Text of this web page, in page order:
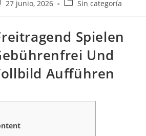
27 junio, 2026
Categoría
entrada:
Sin categoría
Spielen
Und
Aufführen